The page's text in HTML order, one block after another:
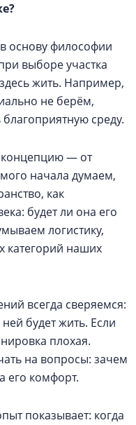
основу философии
выборе участка
жить. Например,
не берём,
среду.
концепцию — от
начала думаем,
как
будет ли она его
логистику,
категорий наших
всегда сверяемся:
ней будет жить. Если
плохая.
на вопросы: зачем
его комфорт.
показывает: когда